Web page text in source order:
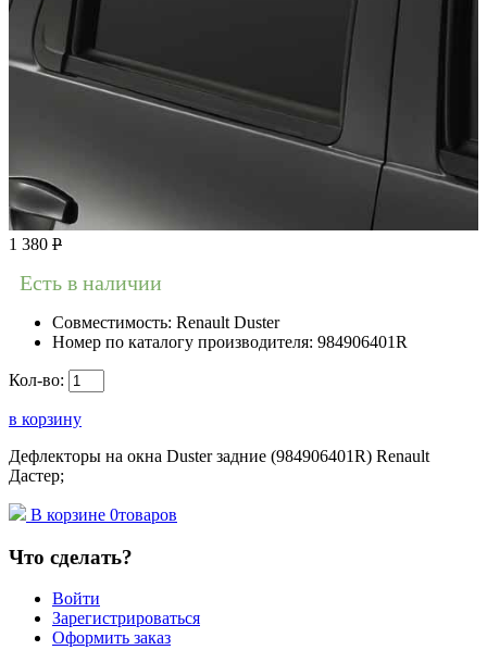
1 380 Р
Есть в наличии
Совместимость: Renault Duster
Номер по каталогу производителя: 984906401R
Кол-во:
в корзину
Дефлекторы на окна Duster задние (984906401R) Renault
Дастер;
В корзине 0товаров
Что сделать?
Войти
Зарегистрироваться
Оформить заказ